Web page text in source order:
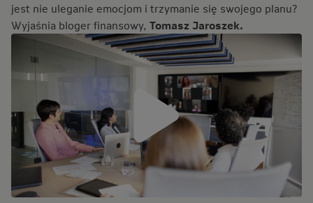
jest nie uleganie emocjom i trzymanie się swojego planu?
Wyjaśnia bloger finansowy, Tomasz Jaroszek.